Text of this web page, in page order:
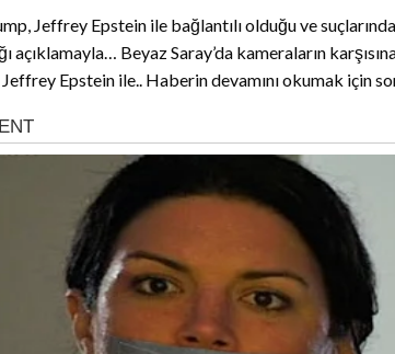
Jeffrey Epstein ile bağlantılı olduğu ve
açıklamayla… Beyaz Saray’da kameraların
Epstein ile.. Haberin devamını okumak için